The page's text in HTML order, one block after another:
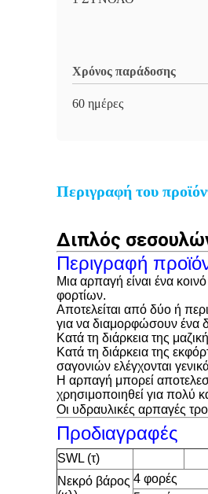
Χρόνος παράδοσης
60 ημέρες
Περιγραφή του
Διπλός
Περιγραφή
Μια αρπαγή είναι ένα
φορτίων.
Αποτελείται από δύο ή
για να διαμορφώσουν ένα
Κατά τη διάρκεια της
Κατά τη διάρκεια της
σαγονιών ελέγχονται
Η αρπαγή μπορεί
χρησιμοποιηθεί για πολύ
Οι υδραυλικές αρπαγές
Προδιαγραφές
SWL (τ)
Νεκρό βάρος 4 φορές